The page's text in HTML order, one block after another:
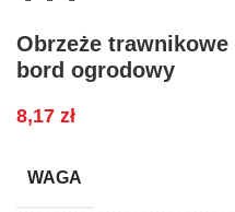
Obrzeże
bord ogrodowy
8,17 zł
WAGA